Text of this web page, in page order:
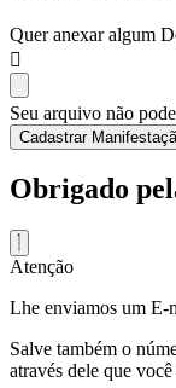
Quer anexar algum
Seu arquivo não
Cadastrar
Obrigado
Atenção
Lhe enviamos um E-
Salve também o
através dele que